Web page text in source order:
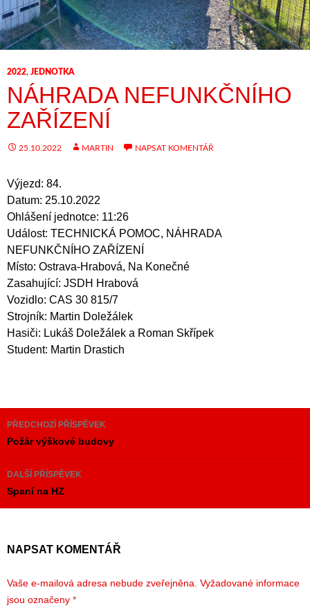
2022, JEDNOTKA
NÁHRADA NEFUNKČNÍHO
ZAŘÍZENÍ
25.10.2022 MARTIN NAPSAT KOMENTÁŘ
Výjezd: 84.
Datum: 25.10.2022
Ohlášení jednotce: 11:26
Událost: TECHNICKÁ POMOC, NÁHRADA
NEFUNKČNÍHO ZAŘÍZENÍ
Místo: Ostrava-Hrabová, Na Konečné
Zasahující: JSDH Hrabová
Vozidlo: CAS 30 815/7
Strojník: Martin Doležálek
Hasiči: Lukáš Doležálek a Roman Skřípek
Student: Martin Drastich
Navigace
pro
příspěvky
PŘEDCHOZÍ PŘÍSPĚVEK
Požár výškové budovy
DALŠÍ PŘÍSPĚVEK
Spaní na HZ
NAPSAT KOMENTÁŘ
Vaše e-mailová adresa nebude zveřejněna. Vyžadované informace
jsou označeny *